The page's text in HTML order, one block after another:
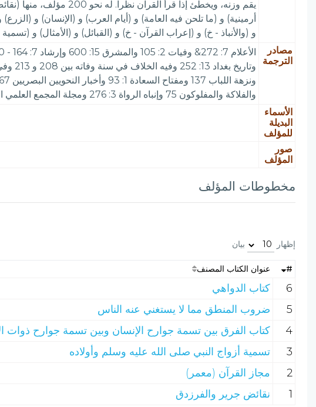
يقم وزنه، ويخطئ إذا
أرمينية) و (ما تلحن فيه العامة) و (أيام العرب) و (الإنسان) و
و (والأنباذ - خ) و (إعراب القرآن - خ) و (القبائل) و (الأمثال) و
مصادر
الترجمة
والفلاكة والمفلوكون 75 وإنباه الرواة 3: 276 ومجلة المجمع العلمي العربي 7: 553 و. Brock S 1: 162 وشرحا ألفية العراقي 2: 231
الأسماء
البديلة
للمؤلف
صور
المؤلف
مخطوطات المؤلف
إظهار بيان
# عنوان الكتاب المصنف
6 كتاب الدواهي
5
ضروب المنطق مما لا يستغني عنه الناس
4
كتاب الفرق بين تسمة جوارح الإنسان وبين تسمة جوارح ذوات
3
تسمية أزواج النبي صلى الله عليه وسلم وأولاده
2
مجاز القرآن (معمر)
1
نقائض جرير والفرزدق